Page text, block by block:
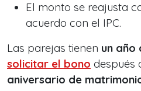
El monto se reajusta
acuerdo con el IPC.
Las parejas tienen un año
solicitar el bono después
aniversario de